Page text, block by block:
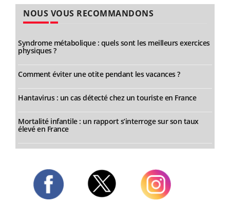
NOUS VOUS RECOMMANDONS
Syndrome métabolique : quels sont les meilleurs exercices
physiques ?
Comment éviter une otite pendant les vacances ?
Hantavirus : un cas détecté chez un touriste en France
Mortalité infantile : un rapport s’interroge sur son taux
élevé en France